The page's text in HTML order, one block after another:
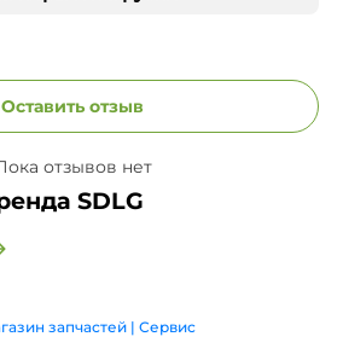
Оставить отзыв
отзывов нет
SDLG
запчастей | Сервис